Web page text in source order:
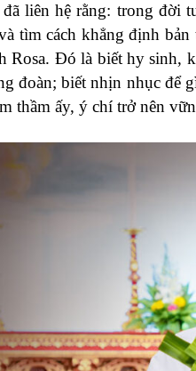
liên hệ rằng: trong
tìm cách khẳng định
Rosa. Đó là biết hy sinh,
đoàn; biết nhịn nhục
thầm ấy, ý chí trở nên